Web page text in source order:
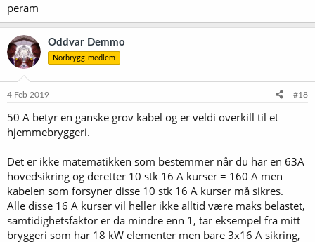
peram
Oddvar Demmo
Norbrygg-medlem
4 Feb 2019 #18
50 A betyr en ganske grov kabel og er veldi overkill til et
hjemmebryggeri.
Det er ikke matematikken som bestemmer når du har en 63A
hovedsikring og deretter 10 stk 16 A kurser = 160 A men
kabelen som forsyner disse 10 stk 16 A kurser må sikres.
Alle disse 16 A kurser vil heller ikke alltid være maks belastet,
samtidighetsfaktor er da mindre enn 1, tar eksempel fra mitt
bryggeri som har 18 kW elementer men bare 3x16 A sikring,